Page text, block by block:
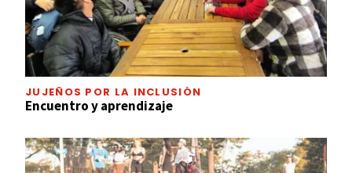
JUJEÑOS POR LA INCLUSIÓN
Encuentro y aprendizaje